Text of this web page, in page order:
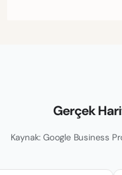
Gerçek
Kaynak: Google Business